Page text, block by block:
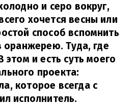
и серо вокруг,
хочется весны или
способ вспомнить
оранжерею. Туда, где
этом и есть суть моего
проекта:
которое всегда с
исполнитель.